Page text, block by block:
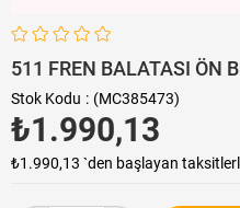
511 FREN BALATASI ÖN
Stok Kodu (MC385473)
₺1.990,13
₺1.990,13 `den başlayan